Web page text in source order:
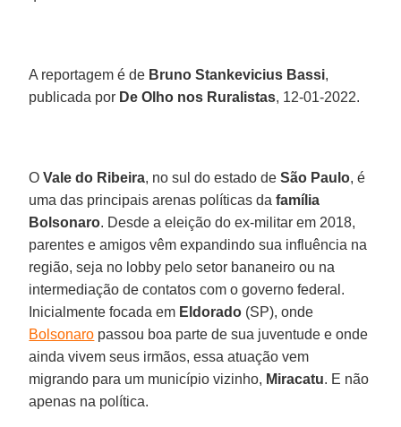
A reportagem é de Bruno Stankevicius Bassi,
publicada por De Olho nos Ruralistas, 12-01-2022.
OVale do Ribeira, no sul do estado deSão Paulo, é
uma das principais arenas políticas dafamília
Bolsonaro. Desde a eleição do ex-militar em 2018,
parentes e amigos vêm expandindo sua influência na
região, seja no lobby pelo setor bananeiro ou na
intermediação de contatos com o governo federal.
Inicialmente focada em Eldorado (SP), onde
Bolsonaro passou boa parte de sua juventude e onde
ainda vivem seus irmãos, essa atuação vem
migrando para um município vizinho, Miracatu. E não
apenas na política.